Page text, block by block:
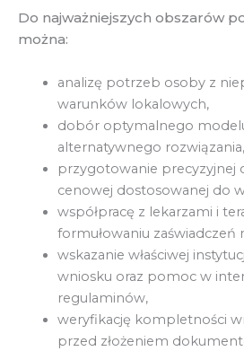
Do najważniejszych obszarów
można:
analizę potrzeb osoby z
warunków lokalowych,
dobór optymalnego
alternatywnego rozwiązania,
przygotowanie precyzyjnej
cenowej dostosowanej do
współpracę z lekarzami i
formułowaniu zaświadczeń
wskazanie właściwej
wniosku oraz pomoc w
regulaminów,
weryfikację kompletności
przed złożeniem